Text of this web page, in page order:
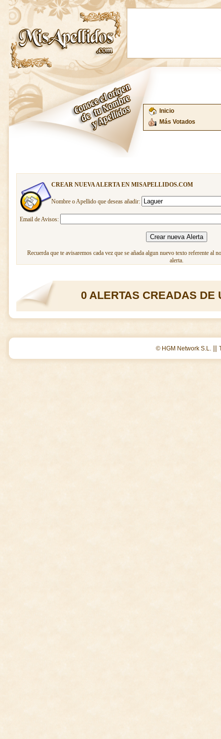
Inicio
Más Votados
CREAR NUEVA ALERTA EN MISAPELLIDOS.COM
Nombre o Apellido que deseas añadir:
Email de Avisos:
Recuerda que te avisaremos cada vez que se añada algun nuevo texto referente al
alerta.
0 ALERTAS CREADAS DE
© HGM Network S.L. ||